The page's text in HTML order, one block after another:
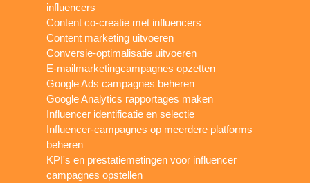
influencers
Content co-creatie met influencers
Content marketing uitvoeren
Conversie-optimalisatie uitvoeren
E-mailmarketingcampagnes opzetten
Google Ads campagnes beheren
Google Analytics rapportages maken
Influencer identificatie en selectie
Influencer-campagnes op meerdere platforms
beheren
KPI's en prestatiemetingen voor influencer
campagnes opstellen